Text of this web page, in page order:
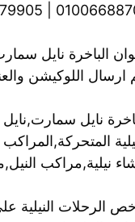
01006688701 | 01004279905|
الباخرة نايل
ارسال اللوكيشن
نايل
نيلية,مراكب
الرحلات النيلية